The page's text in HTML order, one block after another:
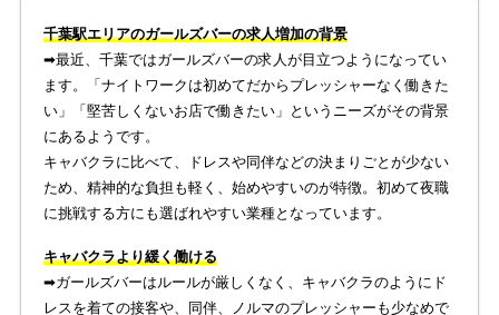
千葉駅エリアのガールズバーの求人増加の背景
➡︎最近、千葉ではガールズバーの求人が目立つようになってい
ます。「ナイトワークは初めてだからプレッシャーなく働きた
い」「堅苦しくないお店で働きたい」というニーズがその背景
にあるようです。
キャバクラに比べて、ドレスや同伴などの決まりごとが少ない
ため、精神的な負担も軽く、始めやすいのが特徴。初めて夜職
に挑戦する方にも選ばれやすい業種となっています。
キャバクラより緩く働ける
➡︎ガールズバーはルールが厳しくなく、キャバクラのようにド
レスを着ての接客や、同伴、ノルマのプレッシャーも少なめで